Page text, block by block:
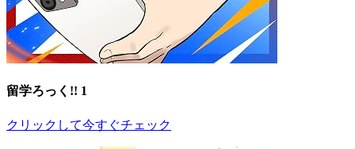
留学ろっく!! 1
クリックして今すぐチェック